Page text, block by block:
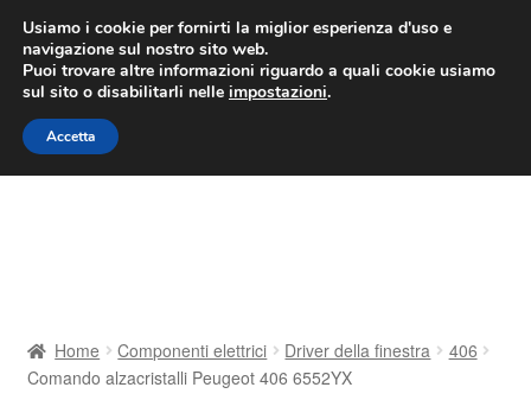
CONSEGNA da 7 EUR
Lun-Ven 9:00 - 16:00/800 580 290
Vai
alla
navigazione
Vai
al
contenuto
Consegna
Home Componenti elettrici Driver della finestra
406
Comando alzacristalli Peugeot 406 6552YX
Usiamo i cookie per fornirti la miglior esperienza d'uso e
navigazione sul nostro sito web.
Puoi trovare altre informazioni riguardo a quali cookie usiamo
sul sito o disabilitarli nelle impostazioni.
Accetta